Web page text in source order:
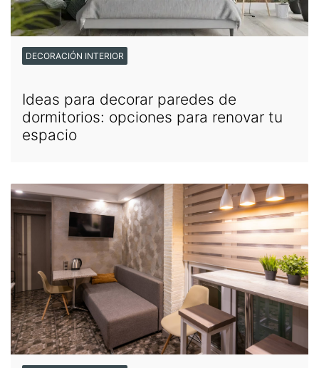
DECORACIÓN INTERIOR
Ideas para decorar paredes de
dormitorios: opciones para renovar tu
espacio